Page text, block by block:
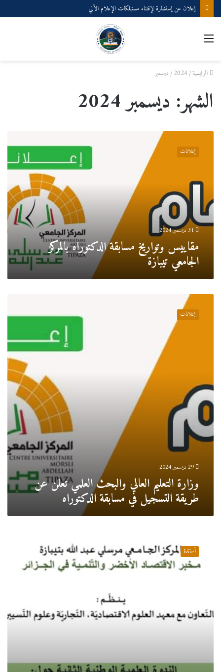
إعلان عن إستشارة لإقتناء مستهلكات الإعلام الألي
القائمة
الرئيسية/
2024
/ديسمبر
الشهر: ديسمبر 2024
مقاييس
الجامعي
تيبازة
إعلانات
31 ديسمبر 2024
مقاييس وتواريخ مسابقة الدكتوراه بالمركز
الجامعي تيبازة
وزارة
التسجيل
في
مسابقة
إعلانات
29 ديسمبر 2024
وزارة التعليم العالي والبحث العلمي تعلن عن
طريقة التسجيل في مسابقة الدكتوراه
تطبيقات
البحث
العلمية
أساتذة